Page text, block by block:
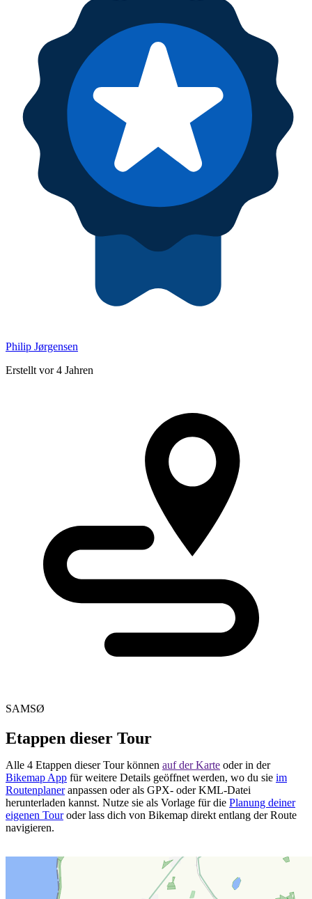
Philip Jørgensen
Erstellt vor 4 Jahren
SAMSØ
Etappen dieser Tour
Alle 4 Etappen dieser Tour können auf der Karte oder in der
Bikemap App für weitere Details geöffnet werden, wo du sie im
Routenplaneranpassen oder als GPX- oder KML-Datei
herunterladen kannst. Nutze sie als Vorlage für die Planung deiner
eigenen Touroder lass dich von Bikemap direkt entlang der Route
navigieren.